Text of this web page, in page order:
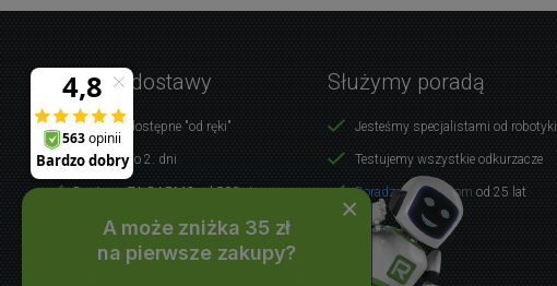
Warunki dostawy
Produkty dostępne "od ręki"
Dostawa do 2. dni
Dostawa ZA DARMO od 500 zł
WSZYSTKO O ZAKUPACH
Służymy poradą
Jesteśmy specjalistami od robotyki
Testujemy wszystkie odkurzacze
Doradzamy klientom od 25 lat
×
A może zniżka 35 zł
na pierwsze zakupy?